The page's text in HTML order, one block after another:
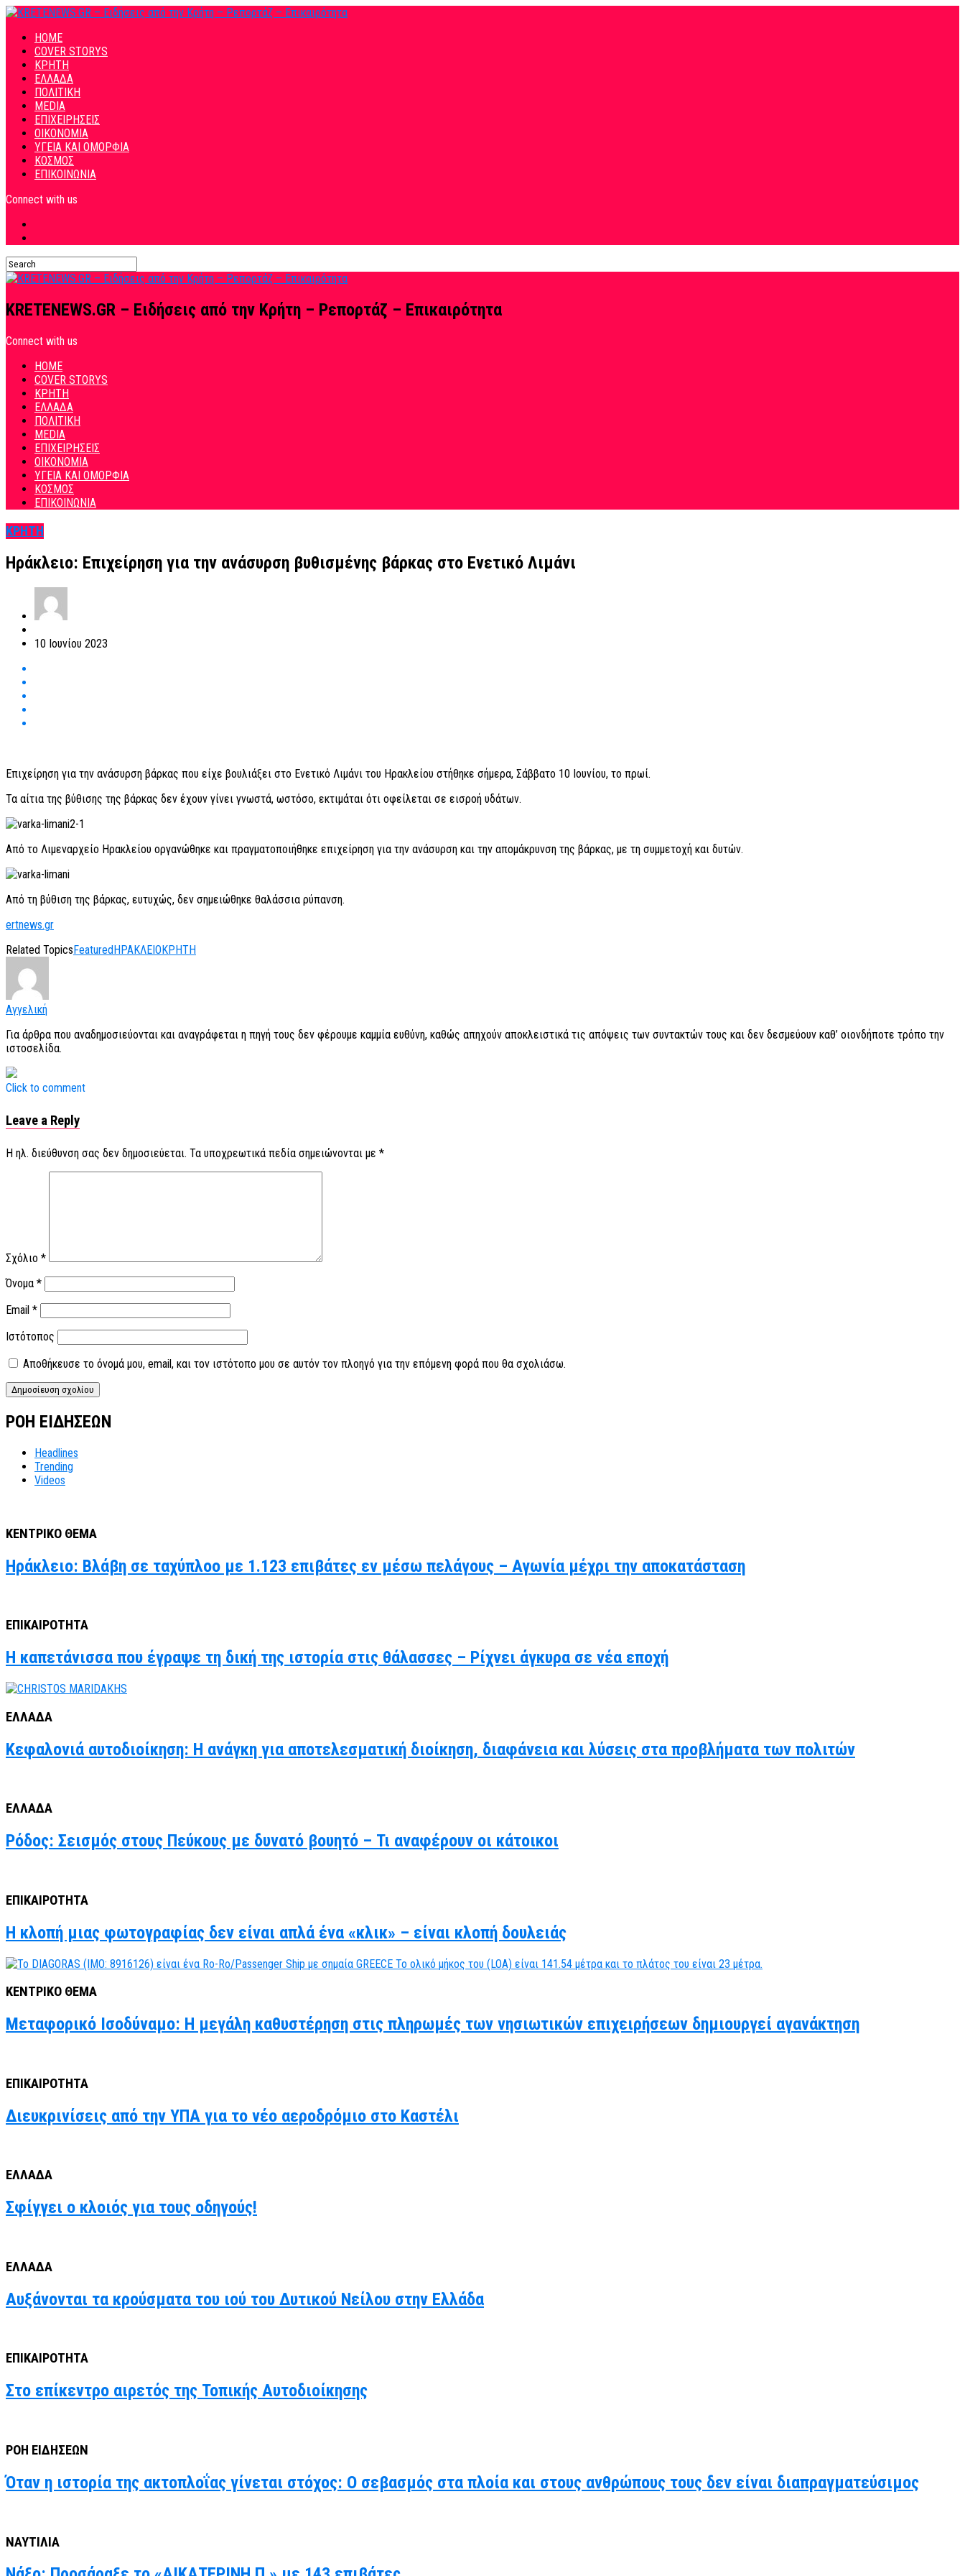
HOME
COVER STORYS
ΚΡΗΤΗ
ΕΛΛΑΔΑ
ΠΟΛΙΤΙΚΗ
MEDIA
ΕΠΙΧΕΙΡΗΣΕΙΣ
ΟΙΚΟΝΟΜΙΑ
ΥΓΕΙΑ ΚΑΙ ΟΜΟΡΦΙΑ
ΚΟΣΜΟΣ
ΕΠΙΚΟΙΝΩΝΙΑ
Connect with us
KRETENEWS.GR – Ειδήσεις από την Κρήτη – Ρεπορτάζ – Επικαιρότητα
Connect with us
HOME
COVER STORYS
ΚΡΗΤΗ
ΕΛΛΑΔΑ
ΠΟΛΙΤΙΚΗ
MEDIA
ΕΠΙΧΕΙΡΗΣΕΙΣ
ΟΙΚΟΝΟΜΙΑ
ΥΓΕΙΑ ΚΑΙ ΟΜΟΡΦΙΑ
ΚΟΣΜΟΣ
ΕΠΙΚΟΙΝΩΝΙΑ
ΚΡΗΤΗ
Ηράκλειο: Επιχείρηση για την ανάσυρση βυθισμένης βάρκας στο Ενετικό Λιμάνι
10 Ιουνίου 2023
Επιχείρηση για την ανάσυρση βάρκας που είχε βουλιάξει στο Ενετικό Λιμάνι του Ηρακλείου στήθηκε σήμερα, Σάββατο 10 Ιουνίου, το πρωί.
Τα αίτια της βύθισης της βάρκας δεν έχουν γίνει γνωστά, ωστόσο, εκτιμάται ότι οφείλεται σε εισροή υδάτων.
Από το Λιμεναρχείο Ηρακλείου οργανώθηκε και πραγματοποιήθηκε επιχείρηση για την ανάσυρση και την απομάκρυνση της βάρκας, με τη συμμετοχή και δυτών.
Από τη βύθιση της βάρκας, ευτυχώς, δεν σημειώθηκε θαλάσσια ρύπανση.
ertnews.gr
Related Topics Featured ΗΡΑΚΛΕΙΟΚΡΗΤΗ
Αγγελική
Για άρθρα που αναδημοσιεύονται και αναγράφεται η πηγή τους δεν φέρουμε καμμία ευθύνη, καθώς απηχούν αποκλειστικά τις απόψεις των συντακτών τους και δεν δεσμεύουν καθ’ οιονδήποτε τρόπο την
ιστοσελίδα.
Click to comment
Leave a Reply
Η ηλ. διεύθυνση σας δεν δημοσιεύεται. Τα υποχρεωτικά πεδία σημειώνονται με *
Σχόλιο *
Όνομα *
Email *
Ιστότοπος
Αποθήκευσε το όνομά μου, email, και τον ιστότοπο μου σε αυτόν τον πλοηγό για την επόμενη φορά που θα σχολιάσω.
ΡΟΗ ΕΙΔΗΣΕΩΝ
Headlines
Trending
Videos
ΚΕΝΤΡΙΚΟ ΘΕΜΑ
Ηράκλειο: Βλάβη σε ταχύπλοο με 1.123 επιβάτες εν μέσω πελάγους – Αγωνία μέχρι την αποκατάσταση
ΕΠΙΚΑΙΡΟΤΗΤΑ
Η καπετάνισσα που έγραψε τη δική της ιστορία στις θάλασσες – Ρίχνει άγκυρα σε νέα εποχή
ΕΛΛΑΔΑ
Κεφαλονιά αυτοδιοίκηση: Η ανάγκη για αποτελεσματική διοίκηση, διαφάνεια και λύσεις στα προβλήματα των πολιτών
ΕΛΛΑΔΑ
Ρόδος: Σεισμός στους Πεύκους με δυνατό βουητό – Τι αναφέρουν οι κάτοικοι
ΕΠΙΚΑΙΡΟΤΗΤΑ
Η κλοπή μιας φωτογραφίας δεν είναι απλά ένα «κλικ» – είναι κλοπή δουλειάς
ΚΕΝΤΡΙΚΟ ΘΕΜΑ
Μεταφορικό Ισοδύναμο: Η μεγάλη καθυστέρηση στις πληρωμές των νησιωτικών επιχειρήσεων δημιουργεί αγανάκτηση
ΕΠΙΚΑΙΡΟΤΗΤΑ
Διευκρινίσεις από την ΥΠΑ για το νέο αεροδρόμιο στο Καστέλι
ΕΛΛΑΔΑ
Σφίγγει ο κλοιός για τους οδηγούς!
ΕΛΛΑΔΑ
Αυξάνονται τα κρούσματα του ιού του Δυτικού Νείλου στην Ελλάδα
ΕΠΙΚΑΙΡΟΤΗΤΑ
Στο επίκεντρο αιρετός της Τοπικής Αυτοδιοίκησης
ΡΟΗ ΕΙΔΗΣΕΩΝ
Όταν η ιστορία της ακτοπλοΐας γίνεται στόχος: Ο σεβασμός στα πλοία και στους ανθρώπους τους δεν είναι διαπραγματεύσιμος
ΝΑΥΤΙΛΙΑ